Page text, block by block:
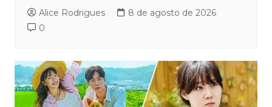
Alice Rodrigues
8 de agosto de 2026
0